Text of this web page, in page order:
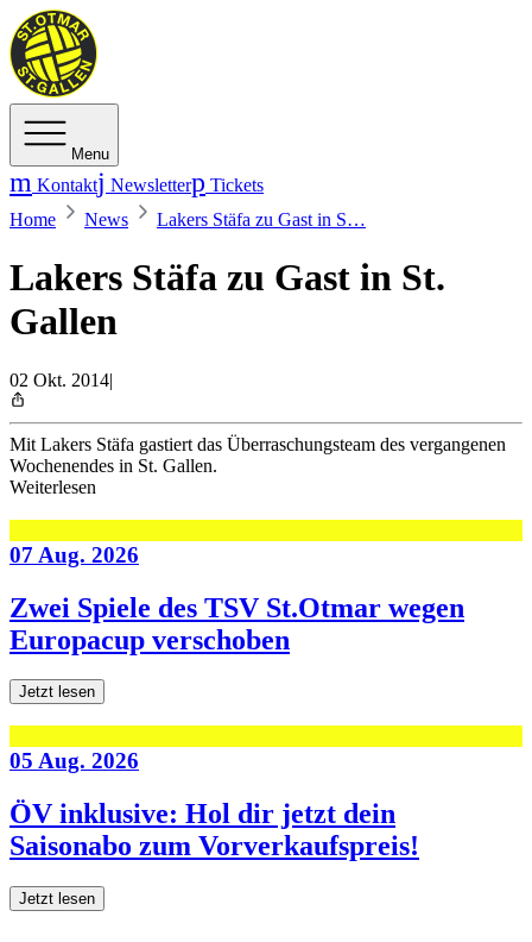
Menu
Kontakt Newsletter
Tickets
Home
News Lakers Stäfa zu Gast in S…
Lakers Stäfa zu Gast in St.
Gallen
02 Okt. 2014|
Mit Lakers Stäfa gastiert das Überraschungsteam des vergangenen
Wochenendes in St. Gallen.
Weiterlesen
07 Aug. 2026
Zwei Spiele des TSV St.Otmar wegen
Europacup verschoben
Jetzt lesen
05 Aug. 2026
ÖV inklusive: Hol dir jetzt dein
Saisonabo zum Vorverkaufspreis!
Jetzt lesen